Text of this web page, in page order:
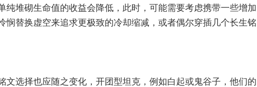
纯堆砌生命值的收益会降低，此时，可能需要考虑携带一些增加
悯替换虚空来追求更极致的冷却缩减，或者偶尔穿插几个长生铭
文选择也应随之变化，开团型坦克，例如白起或鬼谷子，他们的